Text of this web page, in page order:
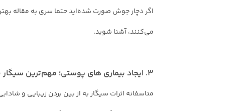
اگر دچار جوش صورت شده‌اید حتما سری به مقاله
می‌کنند، آشنا شوید.
3. ایجاد بیماری های پوستی؛ مهم‌ترین سیگار بر پوست و سلامت
متاسفانه اثرات سیگار به از بین بردن زیبایی و